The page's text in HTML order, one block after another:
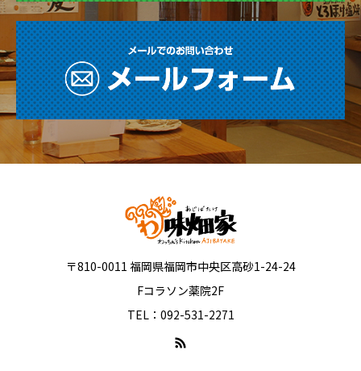
〒810-0011 福岡県福岡市中央区高砂1-24-24
Fコラソン薬院2F
TEL：092-531-2271